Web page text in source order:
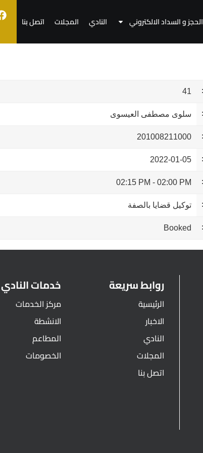
الحجز و السداد الالكتروني النادي المجلات اتصل بنا
41
سلوى مصطفى العيسوى
201008211000
2022-01-05
02:00 PM
-
02:15 PM
توكيل قضايا بالصفة
Booked
روابط سريعة
الرئيسية
الاخبار
النادي
المجلات
اتصل بنا
خدمات النادي
مركز الخدمات
الانشطة
المطاعم
الخصومات